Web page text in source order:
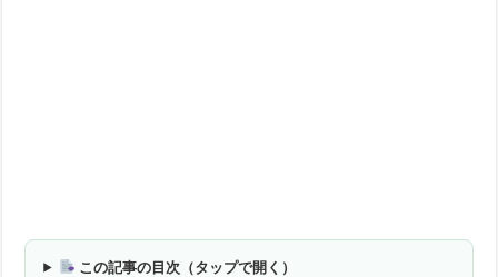
この記事の目次（タップで開く）